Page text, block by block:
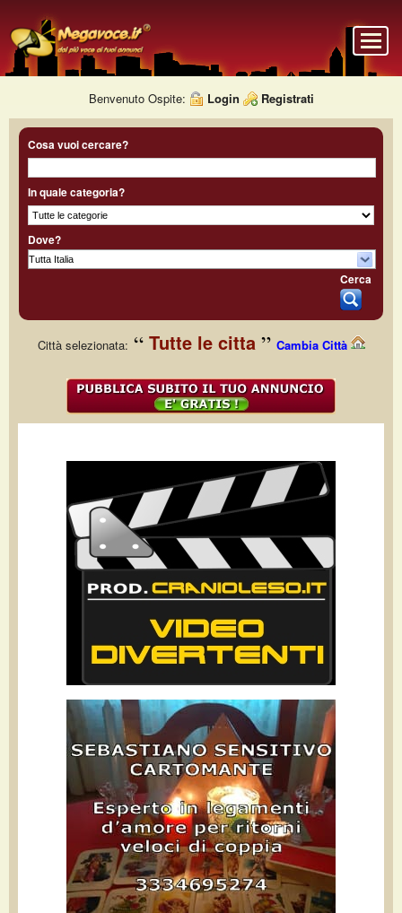
Benvenuto Ospite: Login Registrati
Cosa vuoi cercare?
In quale categoria?
Dove?
Cerca
Città selezionata: Tutte le citta Cambia Città